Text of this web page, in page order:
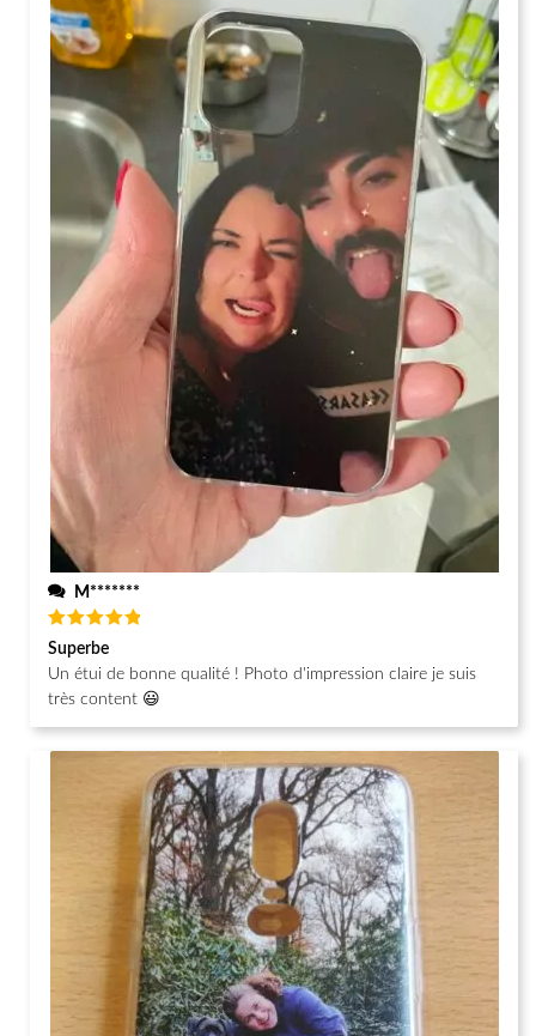
M*******
Note5
sur 5
Superbe
Un étui de bonne qualité ! Photo d'impression claire je suis
très content 😃